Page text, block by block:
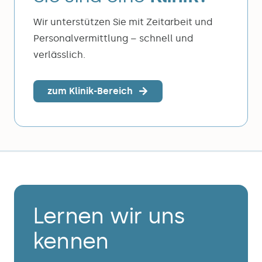
Wir unterstützen Sie mit Zeitarbeit und
Personalvermittlung – schnell und
verlässlich.
zum Klinik-Bereich
Lernen wir uns
kennen